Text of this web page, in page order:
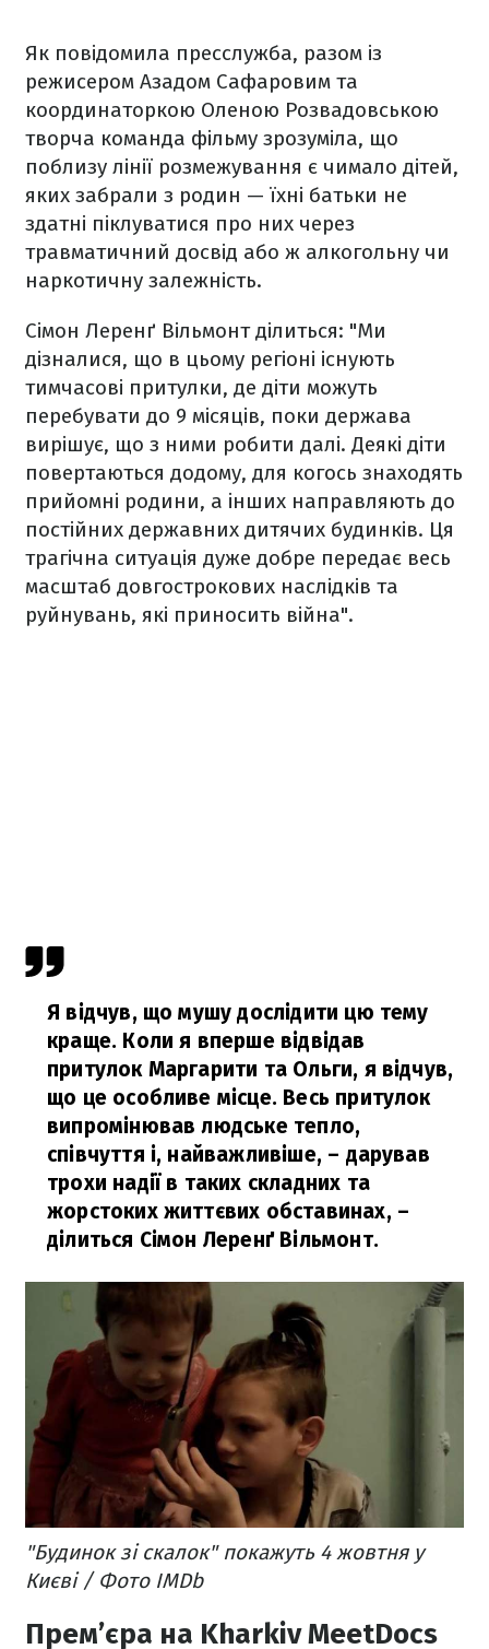
Як повідомила пресслужба, разом із
режисером Азадом Сафаровим та
координаторкою Оленою Розвадовською
творча команда фільму зрозуміла, що
поблизу лінії розмежування є чимало дітей,
яких забрали з родин — їхні батьки не
здатні піклуватися про них через
травматичний досвід або ж алкогольну чи
наркотичну залежність.
Сімон Леренґ Вільмонт ділиться: "Ми
дізналися, що в цьому регіоні існують
тимчасові притулки, де діти можуть
перебувати до 9 місяців, поки держава
вирішує, що з ними робити далі. Деякі діти
повертаються додому, для когось знаходять
прийомні родини, а інших направляють до
постійних державних дитячих будинків. Ця
трагічна ситуація дуже добре передає весь
масштаб довгострокових наслідків та
руйнувань, які приносить війна".
Я відчув, що мушу дослідити цю тему
краще. Коли я вперше відвідав
притулок Маргарити та Ольги, я відчув,
що це особливе місце. Весь притулок
випромінював людське тепло,
співчуття і, найважливіше, – дарував
трохи надії в таких складних та
жорстоких життєвих обставинах, –
ділиться Сімон Леренґ Вільмонт.
"Будинок зі скалок" покажуть 4 жовтня у
Києві / Фото IMDb
Прем’єра на Kharkiv MeetDocs